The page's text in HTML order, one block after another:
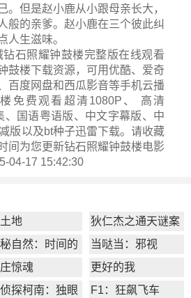
。但是赵小鹿从小跟母亲长大，
般的亲爹。赵小鹿在三个彼此纠
人生滋味。
石照耀钟鼓楼完整版在线观看
鼓楼下载资源，可用优酷、爱奇
百度网盘和西瓜影音等手机云播
免费观看超清1080P、 高清
、国语粤语版、中文字幕版、中
版以及bt种子迅雷下载。请收藏
间为您更新钻石照耀钟鼓楼电影
04-17 15:42:30
地
狄仁杰之通天谜案
自然：时间的
当哒当：邪视
惊魂
更好的我
探柯南：独眼 F1：狂飙飞车